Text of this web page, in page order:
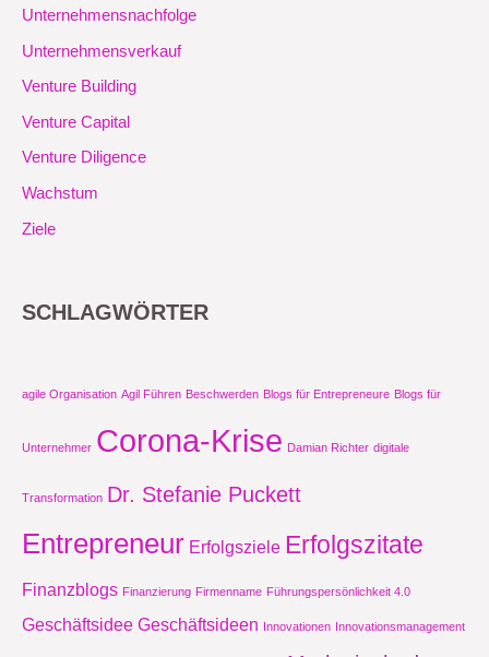
Unternehmensnachfolge
Unternehmensverkauf
Venture Building
Venture Capital
Venture Diligence
Wachstum
Ziele
SCHLAGWÖRTER
agile Organisation Agil Führen Beschwerden Blogs für Entrepreneure Blogs für
Unternehmer Corona-Krise Damian Richter digitale
Transformation Dr. Stefanie Puckett
Entrepreneur Erfolgsziele Erfolgszitate
Finanzblogs Finanzierung Firmenname Führungspersönlichkeit 4.0
Geschäftsidee Geschäftsideen Innovationen Innovationsmanagement